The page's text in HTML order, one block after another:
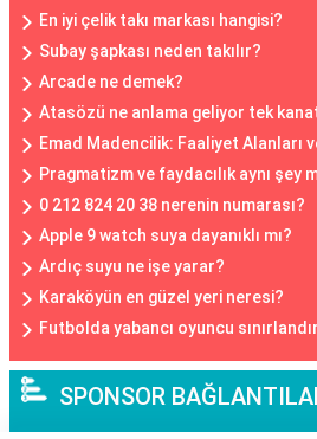
En iyi çelik takı markası hangisi?
Subay şapkası neden takılır?
Arcade ne demek?
Atasözü ne anlama geliyor tek
Emad Madencilik: Faaliyet Alanları
Pragmatizm ve faydacılık aynı şey
0 212 824 20 38 nerenin numarası?
Apple 9 watch suya dayanıklı mı?
Ardıç suyu ne işe yarar?
Karaköyün en güzel yeri neresi?
Futbolda yabancı oyuncu
SPONSOR